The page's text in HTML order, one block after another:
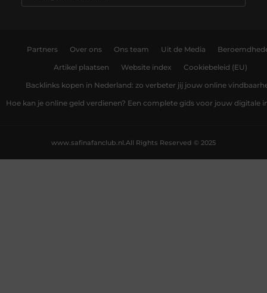
Partners Over ons Ons team Uit de Media
Artikel plaatsen Website index Cookiebeleid (EU)
Backlinks kopen in Nederland: zo verbeter jij jouw online
Hoe kan je online geld verdienen? Een complete gids voor jouw digitale
All Rights Reserved © 2025
www.safinafanclub.nl.